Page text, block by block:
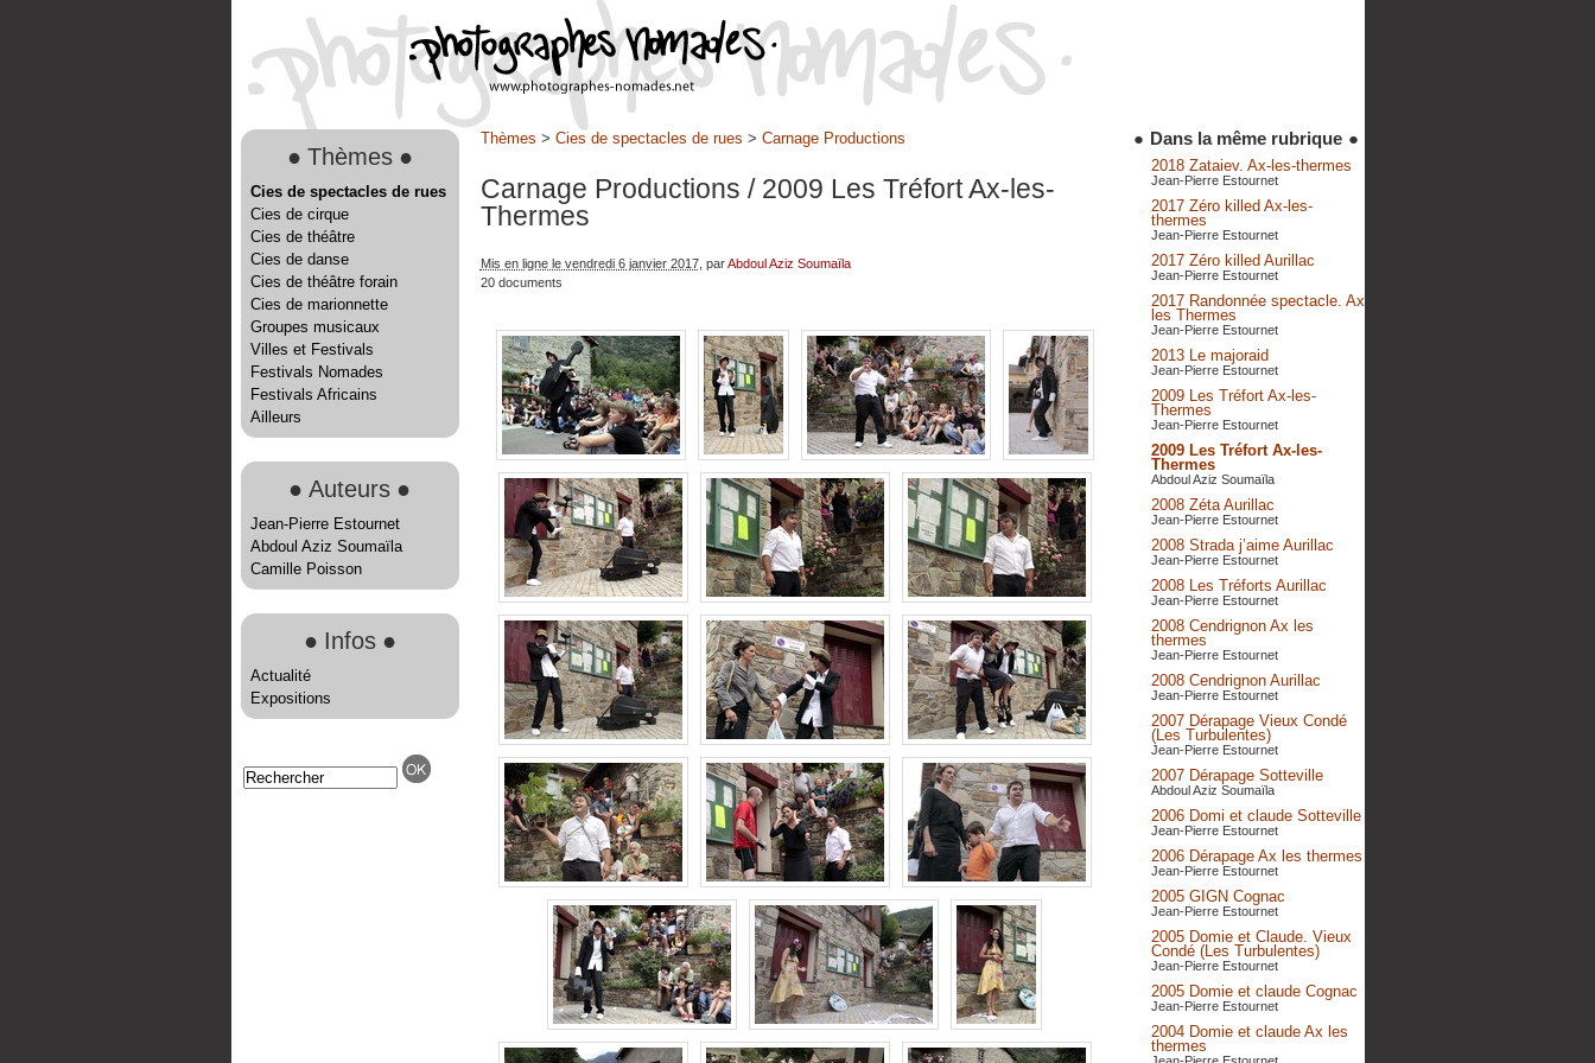
● Thèmes ●
Cies de spectacles de rues
Cies de cirque
Cies de théâtre
Cies de danse
Cies de théâtre forain
Cies de marionnette
Groupes musicaux
Villes et Festivals
Festivals Nomades
Festivals Africains
Ailleurs
● Auteurs ●
Jean-Pierre Estournet
Abdoul Aziz Soumaïla
Camille Poisson
● Infos ●
Actualité
Expositions
Thèmes > Cies de spectacles de rues > Carnage Productions
Carnage Productions / 2009 Les Tréfort Ax-les-
Thermes
Mis en ligne le vendredi 6 janvier 2017, parAbdoul Aziz Soumaïla
20 documents
● Dans la même rubrique ●
2018 Zataiev. Ax-les-thermes
Jean-Pierre Estournet
2017 Zéro killed Ax-les-
thermes
Jean-Pierre Estournet
2017 Zéro killed Aurillac
Jean-Pierre Estournet
2017 Randonnée spectacle. Ax
les Thermes
Jean-Pierre Estournet
2013 Le majoraid
Jean-Pierre Estournet
2009 Les Tréfort Ax-les-
Thermes
Jean-Pierre Estournet
2009 Les Tréfort Ax-les-
Thermes
Abdoul Aziz Soumaïla
2008 Zéta Aurillac
Jean-Pierre Estournet
2008 Strada j’aime Aurillac
Jean-Pierre Estournet
2008 Les Tréforts Aurillac
Jean-Pierre Estournet
2008 Cendrignon Ax les
thermes
Jean-Pierre Estournet
2008 Cendrignon Aurillac
Jean-Pierre Estournet
2007 Dérapage Vieux Condé
(Les Turbulentes)
Jean-Pierre Estournet
2007 Dérapage Sotteville
Abdoul Aziz Soumaïla
2006 Domi et claude Sotteville
Jean-Pierre Estournet
2006 Dérapage Ax les thermes
Jean-Pierre Estournet
2005 GIGN Cognac
Jean-Pierre Estournet
2005 Domie et Claude. Vieux
Condé (Les Turbulentes)
Jean-Pierre Estournet
2005 Domie et claude Cognac
Jean-Pierre Estournet
2004 Domie et claude Ax les
thermes